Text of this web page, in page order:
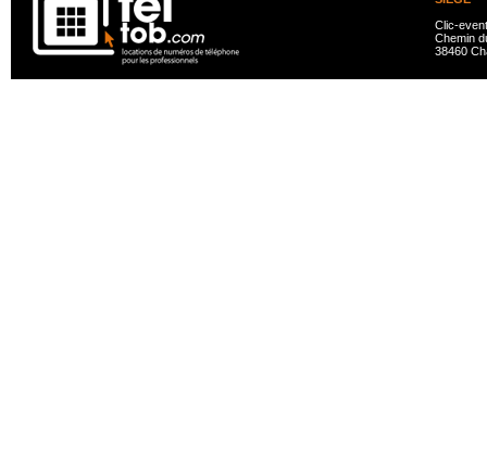
Clic-
Chemin
38460